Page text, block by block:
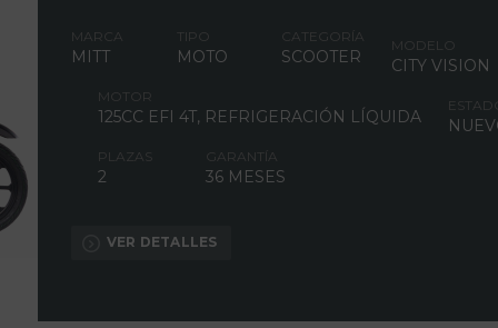
MARCA
MITT
TIPO
MOTO
CATEGORÍA
SCOOTER
MODELO
CITY VISION
MOTOR
125CC EFI 4T, REFRIGERACIÓN LÍQUIDA
PLAZAS
2
GARANTÍA
36 MESES
VER DETALLES